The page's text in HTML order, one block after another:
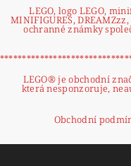
LEGO, logo LEGO,
MINIFIGURES,
ochranné známky
LEGO® je obchodní
která nesponzoruje,
Obchodní